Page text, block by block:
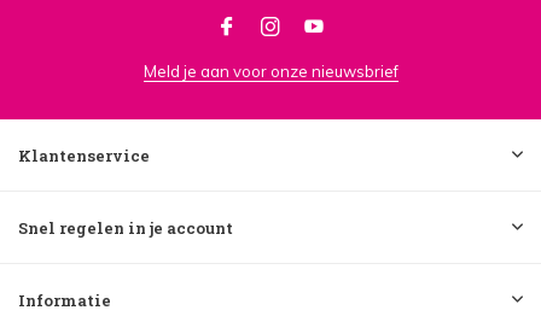
Meld je aan voor onze nieuwsbrief
Klantenservice
Snel regelen in je account
Informatie